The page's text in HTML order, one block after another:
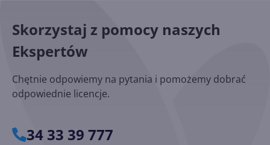
Skorzystaj z pomocy naszych
Ekspertów
Chętnie odpowiemy na pytania i pomożemy dobrać
odpowiednie licencje.
34 33 39 777